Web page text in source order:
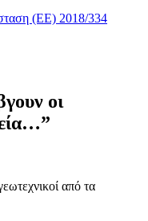
(ΕΕ) 2018/334
οι
από τα